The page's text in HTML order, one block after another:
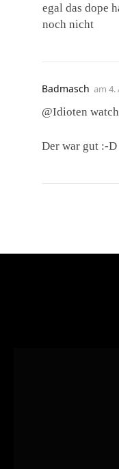
egal das dope
noch nicht
Badmasch am 4.
@Idioten watch
Der war gut :-D